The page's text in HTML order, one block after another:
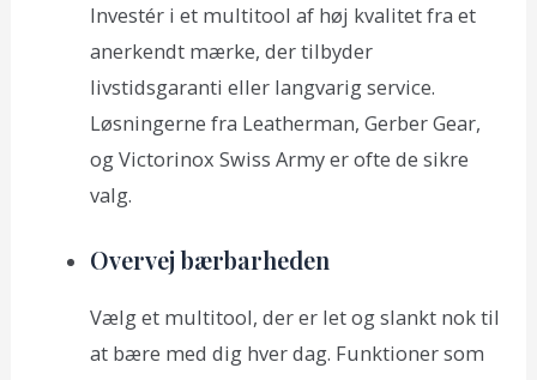
Investér i et multitool af høj kvalitet fra et
anerkendt mærke, der tilbyder
livstidsgaranti eller langvarig service.
Løsningerne fra Leatherman, Gerber Gear,
og Victorinox Swiss Army er ofte de sikre
valg.
Overvej bærbarheden
Vælg et multitool, der er let og slankt nok til
at bære med dig hver dag. Funktioner som